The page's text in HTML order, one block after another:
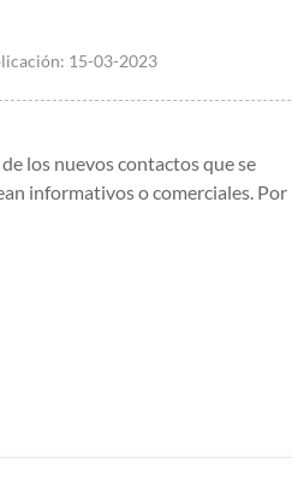
15-03-2023
los nuevos contactos que se
informativos o comerciales. Por